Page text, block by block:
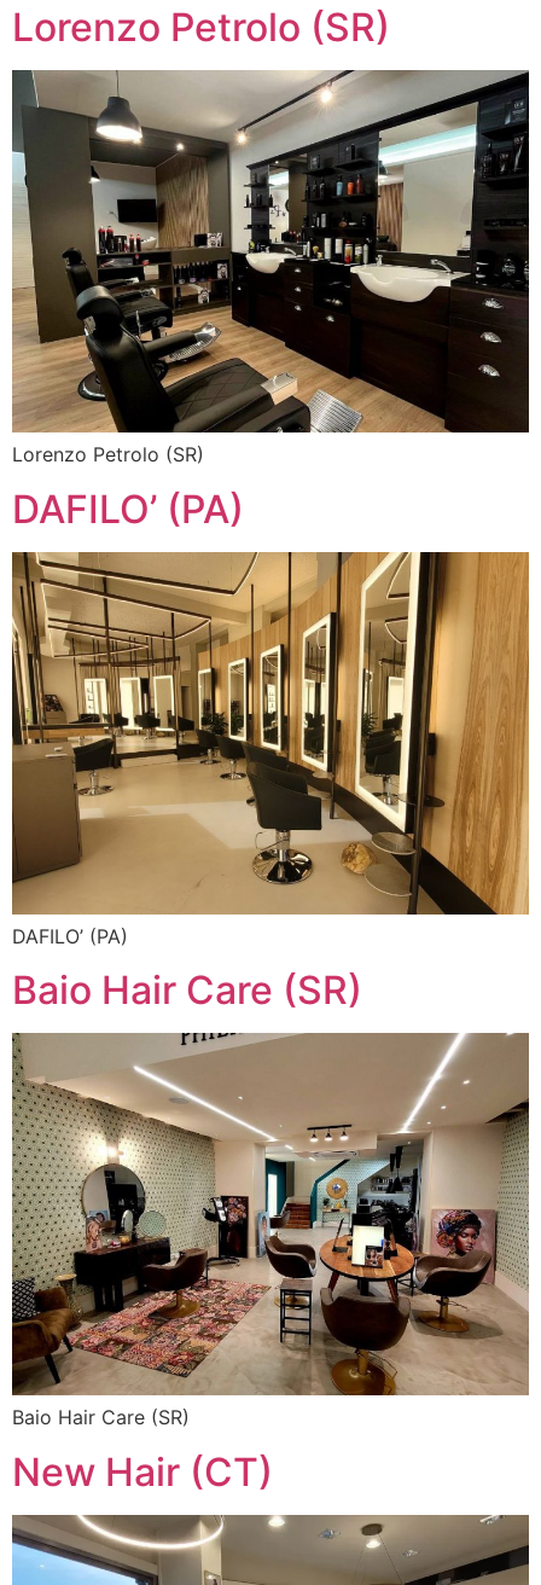
Lorenzo Petrolo (SR)
Lorenzo Petrolo (SR)
DAFILO’ (PA)
DAFILO’ (PA)
Baio Hair Care (SR)
Baio Hair Care (SR)
New Hair (CT)